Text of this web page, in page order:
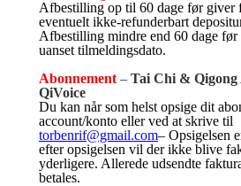
Afbestilling op til 60 dage før giver
eventuelt ikke-refunderbart
Afbestilling mindre end 60 dage
uanset tilmeldingsdato.
Abonnement – Tai Chi & Qigong
QiVoice
Du kan når som helst opsige dit
account/konto eller ved at skrive til
torbenrif@gmail.com– Opsigelsen
efter opsigelsen vil der ikke blive
yderligere. Allerede udsendte
betales.